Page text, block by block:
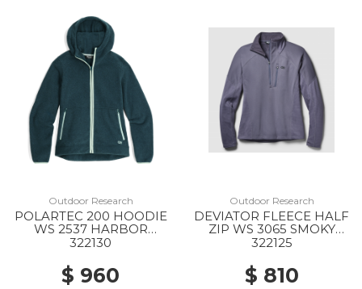
Outdoor Research
POLARTEC 200 HOODIE
WS 2537 HARBOR
HEATHER
322130
$ 960
Outdoor Research
DEVIATOR FLEECE HALF
ZIP WS 3065 SMOKY
QUARTZ
322125
$ 810